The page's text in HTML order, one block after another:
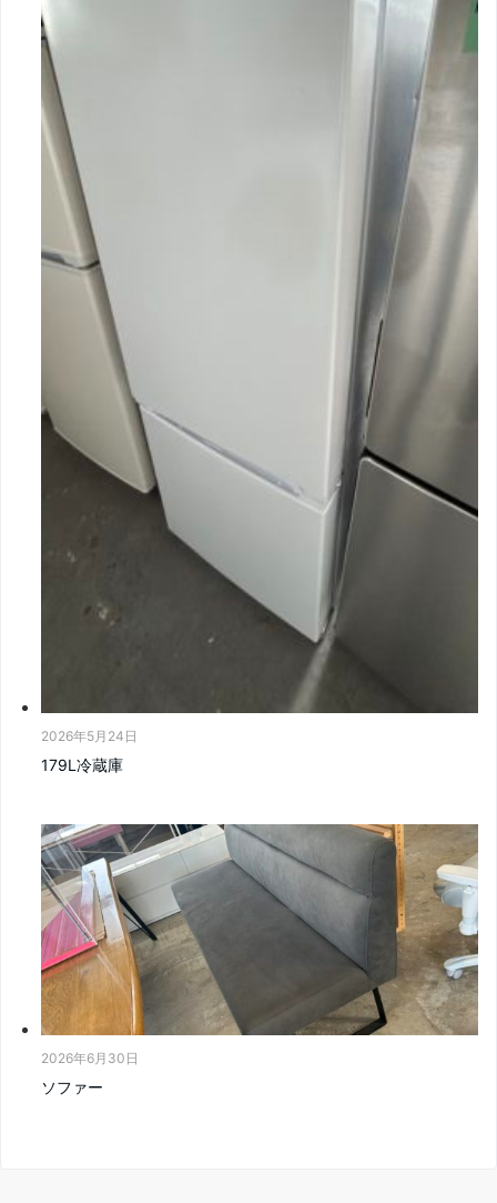
2026年5月24日
179L冷蔵庫
2026年6月30日
ソファー